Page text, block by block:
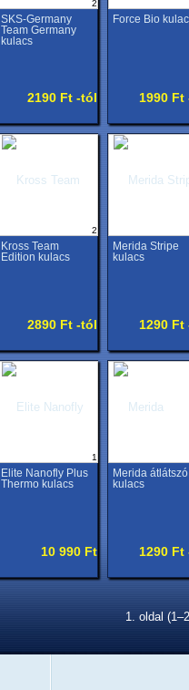
2
SKS-Germany
Team Germany
kulacs
2190 Ft -tól
Force Bio
1990 Ft
2
Kross Team
Edition kulacs
2890 Ft -tól
Merida Stripe
kulacs
1290 Ft
1
Elite Nanofly Plus
Thermo kulacs
10 990 Ft
Merida átlátszó
kulacs
1290 Ft
1. oldal